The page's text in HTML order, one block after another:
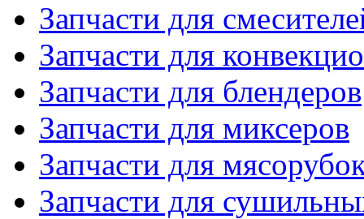
Запчасти для
Запчасти для
Запчасти для блендеров
Запчасти для миксеров
Запчасти для
Запчасти для